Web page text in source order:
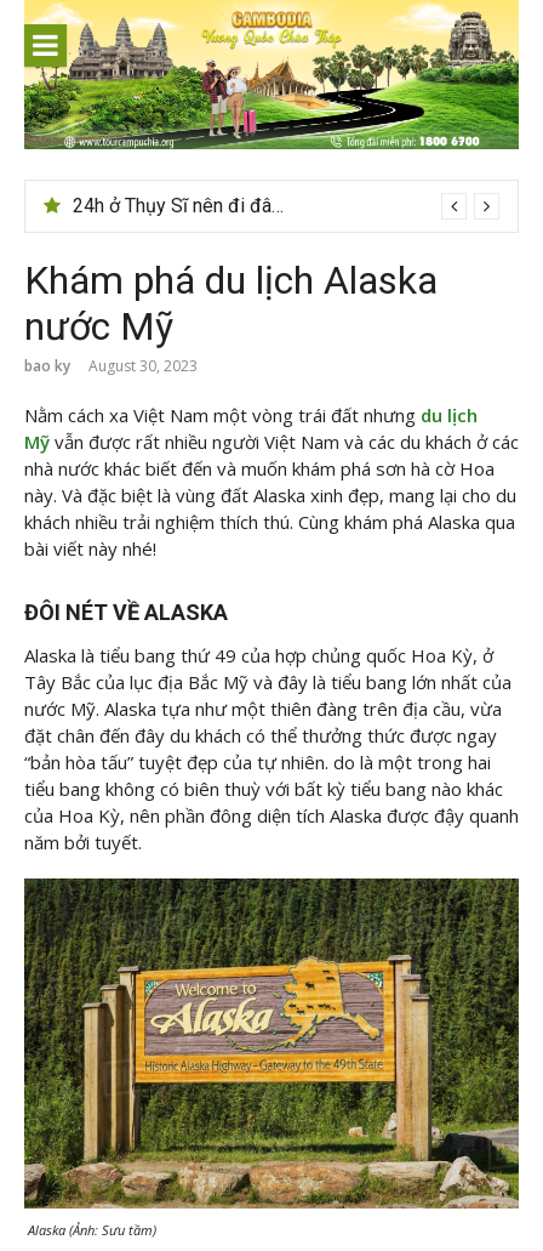
content
Du lịch Sri Lanka – Bật mí nên đi mùa nào đẹp
Khám phá du lịch Alaska
nước Mỹ
bao ky August 30, 2023
Nằm cách xa Việt Nam một vòng trái đất nhưng du lịch
Mỹ vẫn được rất nhiều người Việt Nam và các du khách ở các
nhà nước khác biết đến và muốn khám phá sơn hà cờ Hoa
này. Và đặc biệt là vùng đất Alaska xinh đẹp, mang lại cho du
khách nhiều trải nghiệm thích thú. Cùng khám phá Alaska qua
bài viết này nhé!
ĐÔI NÉT VỀ ALASKA
Alaska là tiểu bang thứ 49 của hợp chủng quốc Hoa Kỳ, ở
Tây Bắc của lục địa Bắc Mỹ và đây là tiểu bang lớn nhất của
nước Mỹ. Alaska tựa như một thiên đàng trên địa cầu, vừa
đặt chân đến đây du khách có thể thưởng thức được ngay
“bản hòa tấu” tuyệt đẹp của tự nhiên. do là một trong hai
tiểu bang không có biên thuỳ với bất kỳ tiểu bang nào khác
của Hoa Kỳ, nên phần đông diện tích Alaska được đậy quanh
năm bởi tuyết.
Alaska (Ảnh: Sưu tầm)